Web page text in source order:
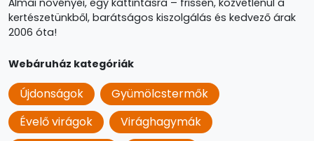
Álmai növényei, egy kattintásra – frissen, közvetlenül a
kertészetünkből, barátságos kiszolgálás és kedvező árak
2006 óta!
Webáruház kategóriák
Újdonságok
Gyümölcstermők
Évelő virágok
Virághagymák